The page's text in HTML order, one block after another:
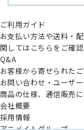
ご利用ガイド
お支払い方法や送料・
関してはこちらをご確認
Q&A
お客様から寄せられた
お問い合わせ・ユーザ
商品の仕様、通信販売
会社概要
採用情報